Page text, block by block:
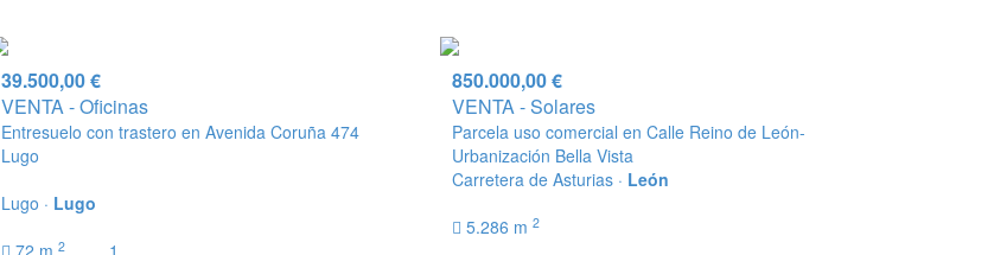
39.500,00 €
VENTA - Oficinas
Entresuelo con trastero en Avenida Coruña 474
Lugo
Lugo · Lugo
72 m 2 1
850.000,00 €
VENTA - Solares
Parcela uso comercial en Calle Reino de León-
Urbanización Bella Vista
Carretera de Asturias · León
5.286 m 2